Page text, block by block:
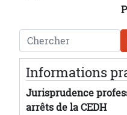
Chercher
Informations
Jurisprudence
arrêts de la CEDH